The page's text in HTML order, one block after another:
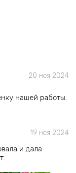
20 ноя 2024
нашей работы.
19 ноя 2024
и дала